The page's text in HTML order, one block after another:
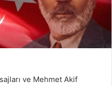
ve Mehmet Akif